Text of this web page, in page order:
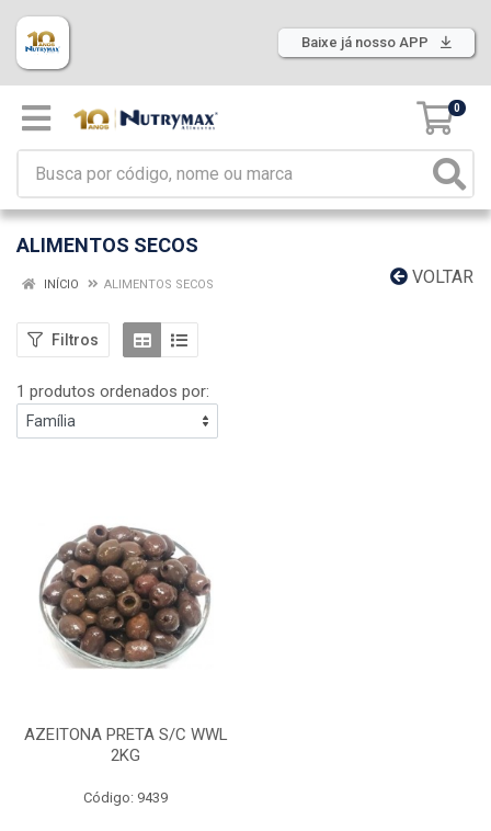
Baixe já nosso APP
0
ALIMENTOS SECOS
VOLTAR
INÍCIO ALIMENTOS SECOS
Filtros
1 produtos ordenados por:
AZEITONA PRETA S/C WWL
2KG
Código: 9439